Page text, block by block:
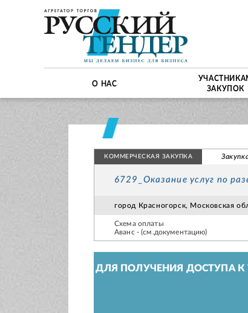
О НАС
ЗАКУПОК
КОММЕРЧЕСКАЯ ЗАКУПКА
6729_Оказание услуг по
город Красногорск, Московская
Схема оплаты
Аванс - (см.документацию)
ДЛЯ ПОЛУЧЕНИЯ ДОСТУПА К